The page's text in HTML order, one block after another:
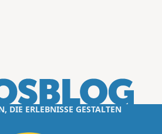
DIE ERLEBNISSE GESTALTEN